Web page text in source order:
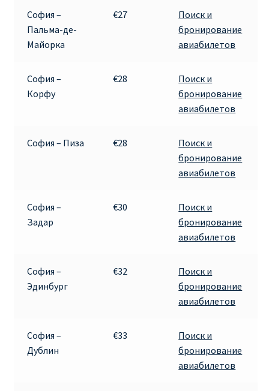
София –
Пальма-де-
Майорка
€27
Поиск и
бронирование
авиабилетов
София –
Корфу
€28
Поиск и
бронирование
авиабилетов
София – Пиза €28
Поиск и
бронирование
авиабилетов
София –
Задар
€30
Поиск и
бронирование
авиабилетов
София –
Эдинбург
€32
Поиск и
бронирование
авиабилетов
София –
Дублин
€33
Поиск и
бронирование
авиабилетов